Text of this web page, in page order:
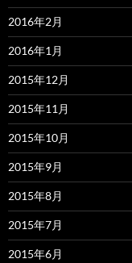
2016年2月
2016年1月
2015年12月
2015年11月
2015年10月
2015年9月
2015年8月
2015年7月
2015年6月